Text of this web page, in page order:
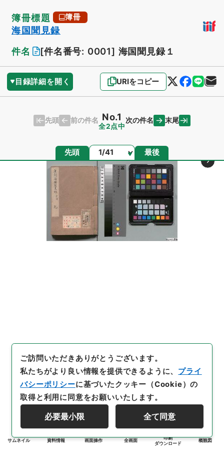
簿冊標題 簿冊
海国聞見録
件名
[件名番号: 0001] 海国聞見録１
目録詳細を開く URIをコピー
先頭 前の件名 No.1
全2点中
次の件名 末尾
先頭 ページ 最後
サムネイル 資料情報 画面操作 全画面
印刷
ダウンロード
概観図
ご訪問いただきありがとうございます。
私たちがより良い情報を提供できるように、 プライ
バシーポリシーに基づいたクッキー（Cookie）の
取得と利用に同意をお願いいたします。
必要最小限 全て同意